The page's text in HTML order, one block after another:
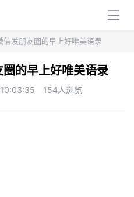
信发朋友圈的早上好唯美语录
的早上好唯美语录
154人浏览